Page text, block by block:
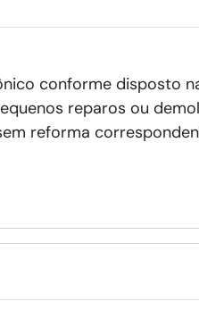
conforme disposto
reparos ou
reforma